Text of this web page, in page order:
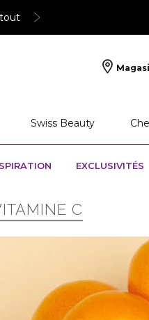
Swiss Beauty
EXCLUSIVITÉS
C